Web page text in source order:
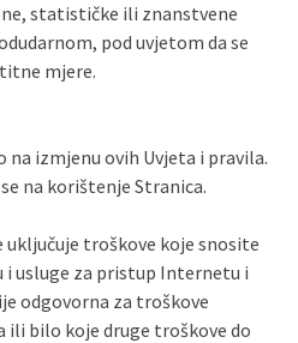
statističke ili znanstvene
pod uvjetom da se
mjere.
na izmjenu ovih Uvjeta i pravila.
na korištenje Stranica.
troškove koje snosite
usluge za pristup Internetu i
odgovorna za troškove
bilo koje druge troškove do